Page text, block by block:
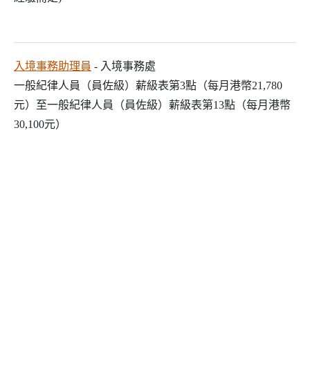
入境事務助理員 - 入境事務處
一般紀律人員（員佐級）薪級表第3點（每月港幣21,780
元）至一般紀律人員（員佐級）薪級表第13點（每月港幣
30,100元）